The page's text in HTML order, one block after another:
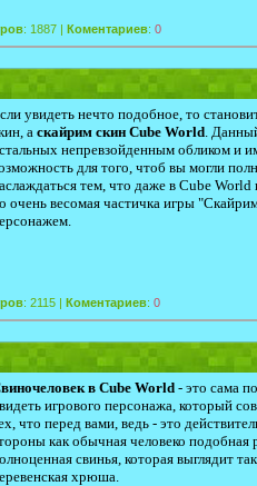
: 1887 | Коментариев: 0
увидеть нечто подобное, то
аcкайрим скин Cube World.
непревзойденным обликом и
для того, чтоб вы могли
тем, что даже в Cube
очень весомая частичка игры
: 2115 | Коментариев: 0
в Cube World - это сама
игрового персонажа, который
что перед вами, ведь - это
как обычная человеко подобная
свинья, которая выглядит
хрюша.